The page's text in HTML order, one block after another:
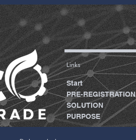
Links
Start
PRE-REGISTRATION
SOLUTION
PURPOSE